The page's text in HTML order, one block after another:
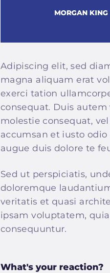
MORGAN KING
Adipiscing elit, sed
magna aliquam erat
exerci tation
consequat. Duis
molestie consequat,
accumsan et iusto
augue duis dolore te
Sed ut perspiciatis,
doloremque
veritatis et quasi
ipsam voluptatem,
consequuntur.
What's your reaction?